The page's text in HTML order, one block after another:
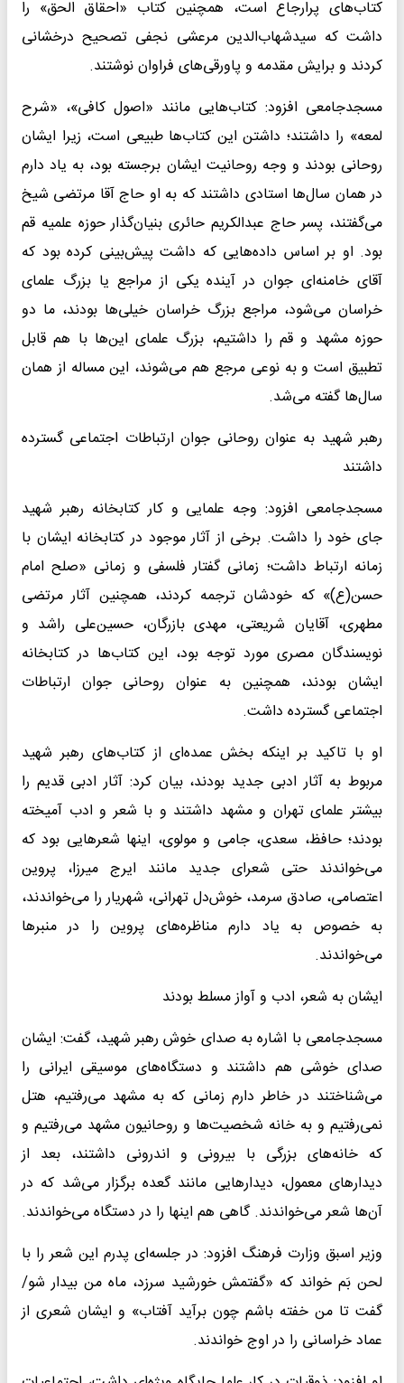
کتاب‌های پرارجاع است، همچنین کتاب «احقاق الحق» را
داشت که سیدشهاب‌الدین مرعشی نجفی تصحیح درخشانی
کردند و برایش مقدمه و پاورقی‌های فراوان نوشتند.
مسجدجامعی افزود: کتاب‌هایی مانند «اصول کافی»، «شرح
لمعه» را داشتند؛ داشتن این کتاب‌ها طبیعی است، زیرا ایشان
روحانی بودند و وجه روحانیت ایشان برجسته بود، به یاد دارم
در همان سال‌ها استادی داشتند که به او حاج آقا مرتضی شیخ
می‌گفتند، پسر حاج عبدالکریم حائری بنیان‌گذار حوزه علمیه قم
بود. او بر اساس داده‌هایی که داشت پیش‌بینی کرده بود که
آقای خامنه‌ای جوان در آینده یکی از مراجع یا بزرگ علمای
خراسان می‌شود، مراجع بزرگ خراسان خیلی‌ها بودند، ما دو
حوزه مشهد و قم را داشتیم، بزرگ علمای این‌ها با هم قابل
تطبیق است و به نوعی مرجع هم می‌شوند، این مساله از همان
سال‌ها گفته می‌شد.
رهبر شهید به عنوان روحانی جوان ارتباطات اجتماعی گسترده
داشتند
مسجدجامعی افزود: وجه علمایی و کار کتابخانه رهبر شهید
جای خود را داشت. برخی از آثار موجود در کتابخانه ایشان با
زمانه ارتباط داشت؛ زمانی گفتار فلسفی و زمانی «صلح امام
حسن(ع)» که خودشان ترجمه کردند، همچنین آثار مرتضی
مطهری، آقایان شریعتی، مهدی بازرگان، حسین‌علی راشد و
نویسندگان مصری مورد توجه بود، این‌ کتاب‌ها در کتابخانه
ایشان بودند، همچنین به عنوان روحانی جوان ارتباطات
اجتماعی گسترده داشت.
او با تاکید بر اینکه بخش عمده‌ای از کتاب‌های رهبر شهید
مربوط به آثار ادبی جدید بودند، بیان کرد: آثار ادبی قدیم را
بیشتر علمای تهران و مشهد داشتند و با شعر و ادب آمیخته
بودند؛ حافظ، سعدی، جامی و مولوی، اینها شعرهایی بود که
می‌خواندند حتی شعرای جدید مانند ایرج میرزا، پروین
اعتصامی، صادق سرمد، خوش‌دل تهرانی، شهریار را می‌خواندند،
به خصوص به یاد دارم مناظره‌های پروین را در منبرها
می‌خواندند.
ایشان به شعر، ادب و آواز مسلط بودند
مسجدجامعی با اشاره به صدای خوش رهبر شهید، گفت: ایشان
صدای خوشی هم داشتند و دستگاه‌های موسیقی ایرانی را
می‌شناختند در خاطر دارم زمانی که به مشهد می‌رفتیم، هتل
نمی‌رفتیم و به خانه شخصیت‌ها و روحانیون مشهد می‌رفتیم و
که خانه‌های بزرگی با بیرونی و اندرونی داشتند، بعد از
دیدارهای معمول، دیدارهایی مانند گعده برگزار می‌شد که در
آن‌ها شعر می‌خواندند. گاهی هم اینها را در دستگاه می‌خواندند.
وزیر اسبق وزارت فرهنگ افزود: در جلسه‌ای پدرم این شعر را با
لحن بَم خواند که «گفتمش خورشید سرزد، ماه من بیدار شو/
گفت تا من خفته باشم چون برآید آفتاب» و ایشان شعری از
عماد خراسانی را در اوج خواندند.